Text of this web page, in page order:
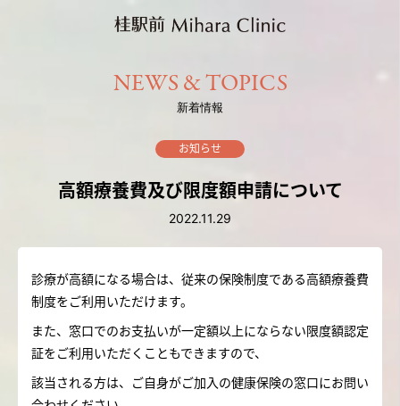
NEWS & TOPICS
新着情報
お知らせ
高額療養費及び限度額申請について
2022.11.29
診療が高額になる場合は、従来の保険制度である高額療養費
制度をご利用いただけます。
また、窓口でのお支払いが一定額以上にならない限度額認定
証をご利用いただくこともできますので、
該当される方は、ご自身がご加入の健康保険の窓口にお問い